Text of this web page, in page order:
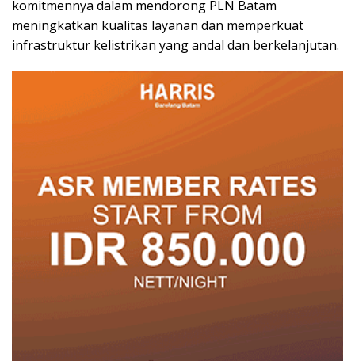
komitmennya dalam mendorong PLN Batam
meningkatkan kualitas layanan dan memperkuat
infrastruktur kelistrikan yang andal dan berkelanjutan.